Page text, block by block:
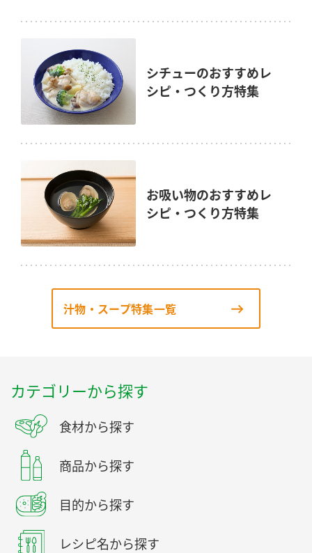
シチューのおすすめレ
シピ・つくり方特集
お吸い物のおすすめレ
シピ・つくり方特集
汁物・スープ特集一覧
カテゴリーから探す
食材から探す
商品から探す
目的から探す
レシピ名から探す